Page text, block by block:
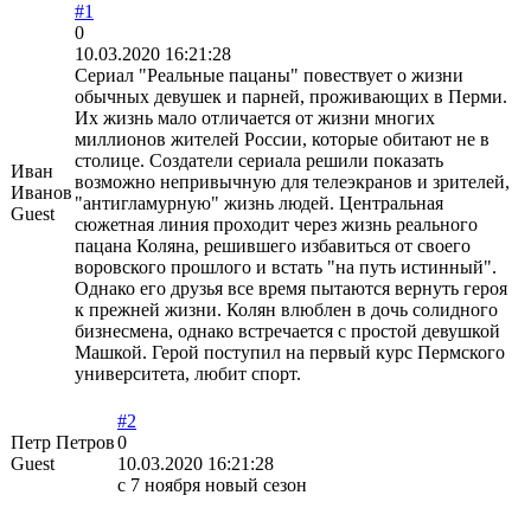
Иван
Иванов
Guest
#1
0
10.03.2020 16:21:28
Сериал "Реальные пацаны" повествует о жизни
обычных девушек и парней, проживающих в Перми.
Их жизнь мало отличается от жизни многих
миллионов жителей России, которые обитают не в
столице. Создатели сериала решили показать
возможно непривычную для телеэкранов и зрителей,
"антигламурную" жизнь людей. Центральная
сюжетная линия проходит через жизнь реального
пацана Коляна, решившего избавиться от своего
воровского прошлого и встать "на путь истинный".
Однако его друзья все время пытаются вернуть героя
к прежней жизни. Колян влюблен в дочь солидного
бизнесмена, однако встречается с простой девушкой
Машкой. Герой поступил на первый курс Пермского
университета, любит спорт.
Петр Петров
Guest
#2
0
10.03.2020 16:21:28
с 7 ноября новый сезон